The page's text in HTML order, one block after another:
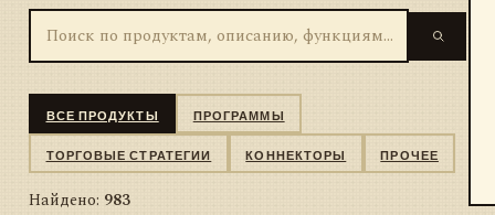
ВСЕ ПРОДУКТЫ ПРОГРАММЫ
ТОРГОВЫЕ СТРАТЕГИИ КОННЕКТОРЫ ПРОЧЕЕ
Найдено: 983